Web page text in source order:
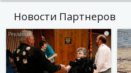
Новости Партнеров
i